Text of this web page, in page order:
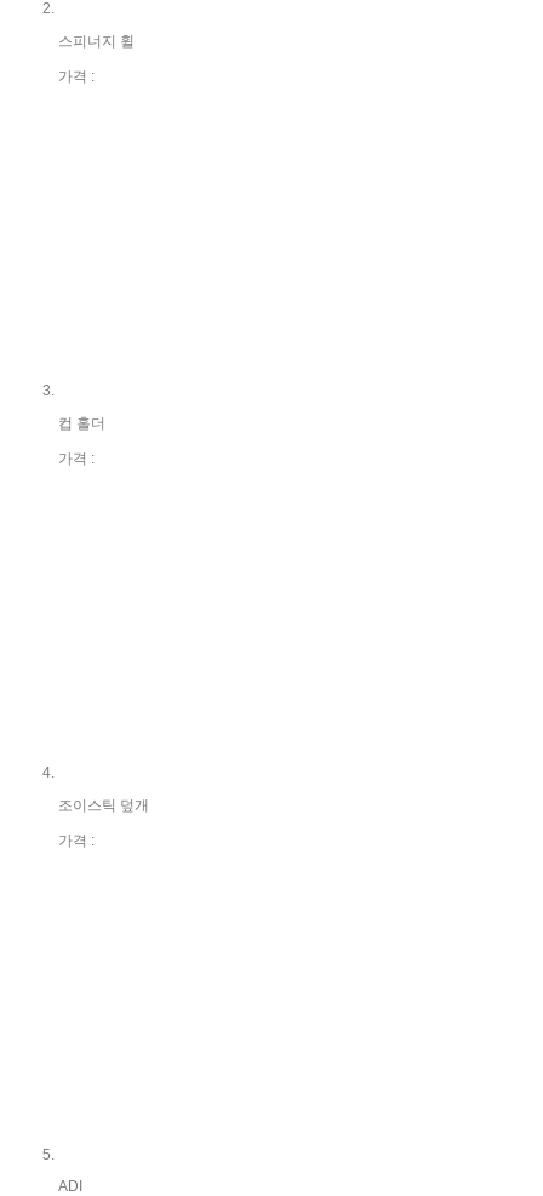
스피너지 휠
가격 :
컵 홀더
가격 :
조이스틱 덮개
가격 :
ADI